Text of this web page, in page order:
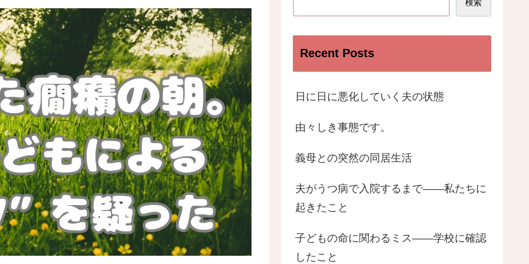
検索
Recent Posts
日に日に悪化していく夫の状態
由々しき事態です。
義母との突然の同居生活
夫がうつ病で入院するまで――私たちに
起きたこと
子どもの命に関わるミス——学校に確認
したこと